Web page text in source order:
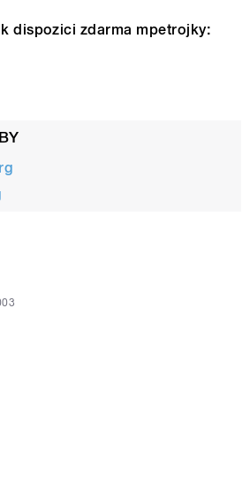
dispozici zdarma mpetrojky: